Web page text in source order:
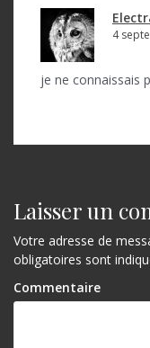
a
r
t
i
4
je ne connaissais
Laisser un
Votre adresse de
obligatoires sont
Commentaire